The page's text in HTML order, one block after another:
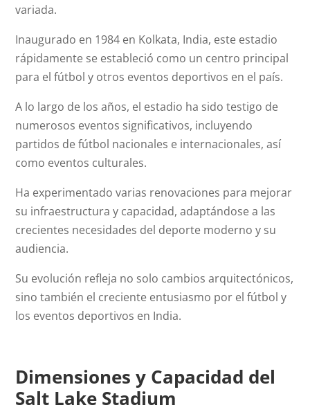
variada.
Inaugurado en 1984 en Kolkata, India, este estadio
rápidamente se estableció como un centro principal
para el fútbol y otros eventos deportivos en el país.
A lo largo de los años, el estadio ha sido testigo de
numerosos eventos significativos, incluyendo
partidos de fútbol nacionales e internacionales, así
como eventos culturales.
Ha experimentado varias renovaciones para mejorar
su infraestructura y capacidad, adaptándose a las
crecientes necesidades del deporte moderno y su
audiencia.
Su evolución refleja no solo cambios arquitectónicos,
sino también el creciente entusiasmo por el fútbol y
los eventos deportivos en India.
Dimensiones y Capacidad del
Salt Lake Stadium